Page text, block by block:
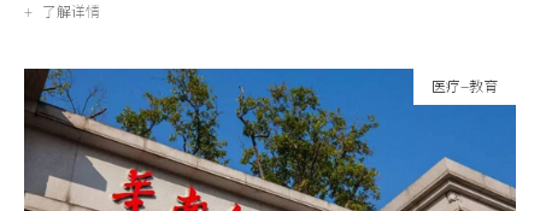
+ 了解详情
医疗-教育